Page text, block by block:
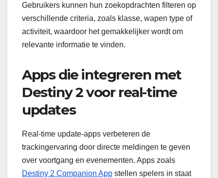
Gebruikers kunnen hun zoekopdrachten filteren op
verschillende criteria, zoals klasse, wapen type of
activiteit, waardoor het gemakkelijker wordt om
relevante informatie te vinden.
Apps die integreren met
Destiny 2 voor real-time
updates
Real-time update-apps verbeteren de
trackingervaring door directe meldingen te geven
over voortgang en evenementen. Apps zoals
Destiny 2 Companion App stellen spelers in staat